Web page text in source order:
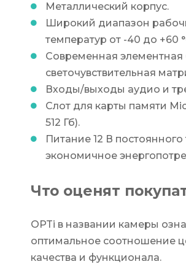
Металлический корпус.
Широкий диапазон
температур от -40 до +60
Современная элементная
светочувствительная
Входы/выходы аудио и
Слот для карты памяти
512 Гб).
Питание 12 В
экономичное
Что оценят
OPTi в названии камеры
оптимальное соотношение
качества и функционала.